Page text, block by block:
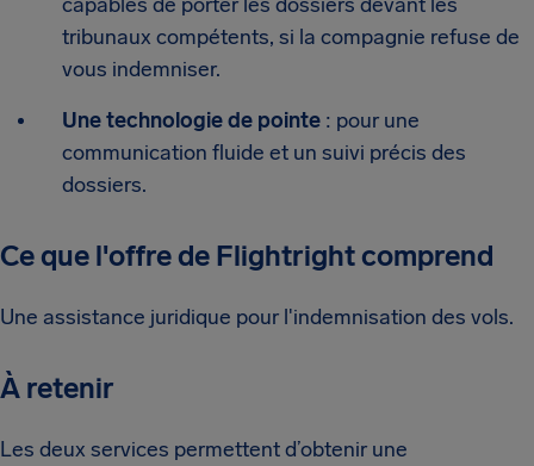
tribunaux compétents, si la compagnie refuse de
vous indemniser.
Une technologie de pointe : pour une
communication fluide et un suivi précis des
dossiers.
Ce que l'offre de Flightright comprend
Une assistance juridique pour l'indemnisation des vols.
À retenir
Les deux services permettent d’obtenir une